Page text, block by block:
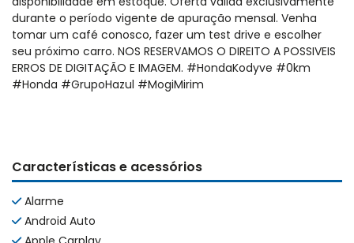
durante o período vigente de apuração mensal. Venha
tomar um café conosco, fazer um test drive e escolher
seu próximo carro. NOS RESERVAMOS O DIREITO A POSSIVEIS
ERROS DE DIGITAÇÃO E IMAGEM. #HondaKodyve #0km
#Honda #GrupoHazul #MogiMirim
Características e acessórios
Alarme
Android Auto